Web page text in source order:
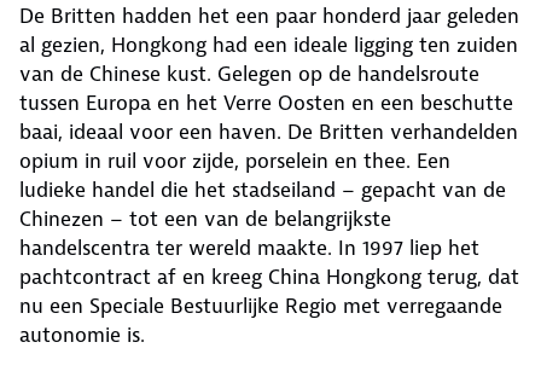
De Britten hadden het een paar honderd jaar geleden
al gezien, Hongkong had een ideale ligging ten zuiden
van de Chinese kust. Gelegen op de handelsroute
tussen Europa en het Verre Oosten en een beschutte
baai, ideaal voor een haven. De Britten verhandelden
opium in ruil voor zijde, porselein en thee. Een
ludieke handel die het stadseiland – gepacht van de
Chinezen – tot een van de belangrijkste
handelscentra ter wereld maakte. In 1997 liep het
pachtcontract af en kreeg China Hongkong terug, dat
nu een Speciale Bestuurlijke Regio met verregaande
autonomie is.